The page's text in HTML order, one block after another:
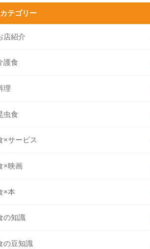
カテゴリー
店紹介
護食
理
虫食
×サービス
×映画
×本
の知識
の豆知識